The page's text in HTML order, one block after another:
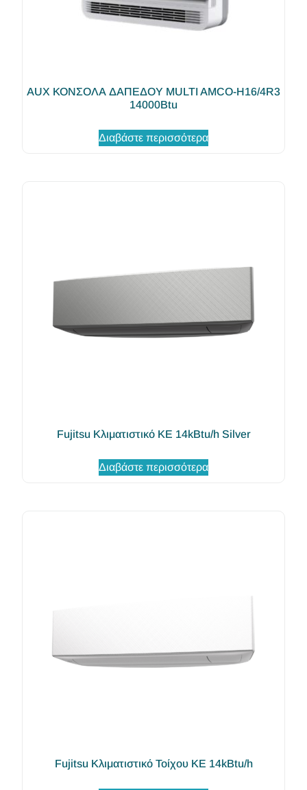
AUX ΚΟΝΣΟΛΑ ΔΑΠΕΔΟΥ MULTI AMCO-H16/4R3
14000Btu
Διαβάστε περισσότερα
Fujitsu Κλιματιστικό KE 14kBtu/h Silver
Διαβάστε περισσότερα
Fujitsu Κλιματιστικό Τοίχου KE 14kBtu/h